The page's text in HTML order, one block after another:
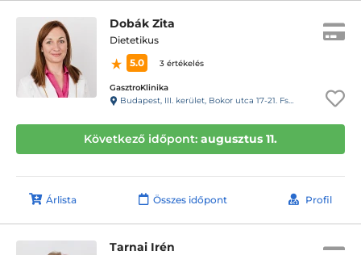
Dobák Zita
Dietetikus
5.0
3 értékelés
GasztroKlinika
Budapest, III. kerület, Bokor utca 17-21. Fszt.
Következő időpont: augusztus 11.
Árlista Összes időpont Profil
Tarnai Irén